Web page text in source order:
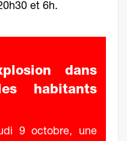
et 6h.
dans
habitants
9 octobre, une